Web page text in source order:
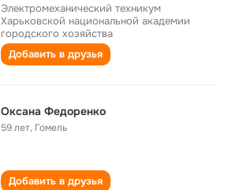
Электромеханический техникум
Харьковской национальной академии
городского хозяйства
Добавить в друзья
Оксана Федоренко
59 лет, Гомель
Добавить в друзья